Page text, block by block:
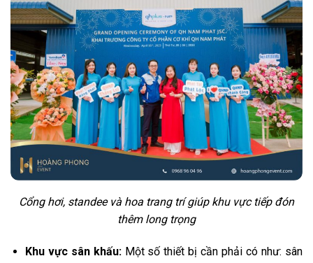
Cổng hơi, standee và hoa trang trí giúp khu vực tiếp đón
thêm long trọng
Khu vực sân khấu:Một số thiết bị cần phải có như: sân